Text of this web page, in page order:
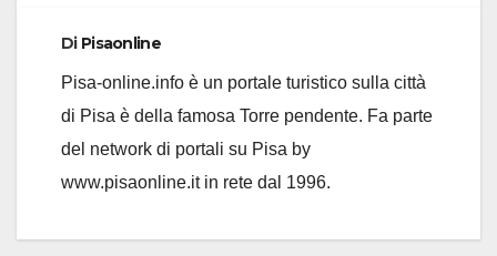
Di Pisaonline
Pisa-online.info è un portale turistico sulla città
di Pisa è della famosa Torre pendente. Fa parte
del network di portali su Pisa by
www.pisaonline.it in rete dal 1996.